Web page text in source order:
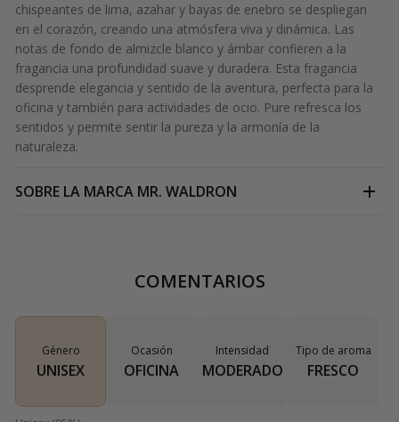
chispeantes de lima, azahar y bayas de enebro se despliegan
en el corazón, creando una atmósfera viva y dinámica. Las
notas de fondo de almizcle blanco y ámbar confieren a la
fragancia una profundidad suave y duradera. Esta fragancia
desprende elegancia y sentido de la aventura, perfecta para la
oficina y también para actividades de ocio. Pure refresca los
sentidos y permite sentir la pureza y la armonía de la
naturaleza.
SOBRE LA MARCA MR. WALDRON
COMENTARIOS
Género
UNISEX
Ocasión
OFICINA
Intensidad
MODERADO
Tipo de aroma
FRESCO